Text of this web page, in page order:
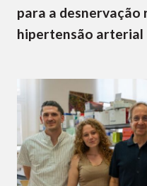
para a
hipertensão arterial